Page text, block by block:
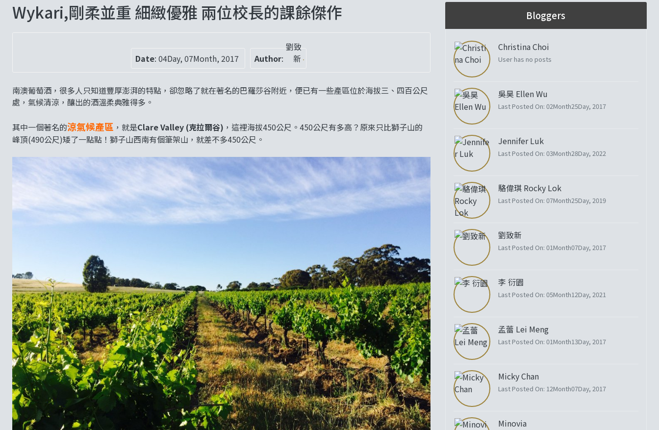
Wykari,剛柔並重 細緻優雅 兩位校長的課餘傑作
Date:04Day, 07Month, 2017 Author:
劉致
新
南澳葡萄酒，很多人只知道豐厚澎湃的特點，卻忽略了就在著名的巴羅莎谷附近，便已有一些產區位於海拔三、四百公尺
處，氣候清涼，釀出的酒溫柔典雅得多。
其中一個著名的涼氣候產區 ，就是Clare Valley (克拉爾谷) ，這裡海拔450公尺。450公尺有多高？原來只比獅子山的
峰頂(490公尺)矮了一點點！獅子山西南有個筆架山，就差不多450公尺。
Bloggers
Christina Choi
User has no posts
吳昊 Ellen Wu
Last Posted On: 02Month25Day, 2017
Jennifer Luk
Last Posted On: 03Month28Day, 2022
駱偉琪 Rocky Lok
Last Posted On: 07Month25Day, 2019
劉致新
Last Posted On: 01Month07Day, 2017
李 衍園
Last Posted On: 05Month12Day, 2021
孟蕾 Lei Meng
Last Posted On: 01Month13Day, 2017
Micky Chan
Last Posted On: 12Month07Day, 2017
Minovia